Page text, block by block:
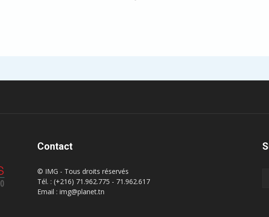
Contact
© IMG - Tous droits réservés
Tél. : (+216) 71.962.775 - 71.962.617
Email : img@planet.tn